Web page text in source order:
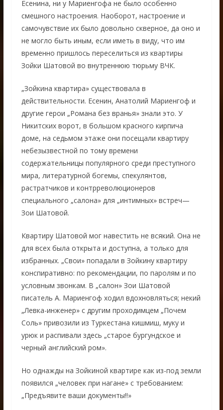
Есенина, ни у Мариенгофа не было особенно
смешного настроения. Наоборот, настроение и
самочувствие их было довольно скверное, да оно и
не могло быть иным, если иметь в виду, что им
временно пришлось переселиться из квартиры
Зойки Шатовой во внутреннюю тюрьму ВЧК.
„Зойкина квартира» существовала в
действительности. Есенин, Анатолий Мариенгоф и
другие герои „Романа без вранья» знали это. У
Никитских ворот, в большом красного кирпича
доме, на седьмом этаже они посещали квартиру
небезызвестной по тому времени
содержательницы популярного среди преступного
мира, литературной богемы, спекулянтов,
растратчиков и контрреволюционеров
специального „салона» для „интимных» встреч—
Зои Шатовой.
Квартиру Шатовой мог навестить не всякий. Она не
для всех была открыта и доступна, а только для
избранных. „Свои» попадали в Зойкину квартиру
конспиративно: по рекомендации, по паролям и по
условным звонкам. В „салон» Зои Шатовой
писатель А. Мариенгоф ходил вдохновляться; некий
„Левка-инженер» с другим проходимцем „Почем
Соль» привозили из Туркестана кишмиш, муку и
урюк и распивали здесь „старое бургундское и
черный английский ром».
Но однажды на Зойкиной квартире как из-под земли
появился „человек при нагане» с требованием:
„Предъявите ваши документы!!»